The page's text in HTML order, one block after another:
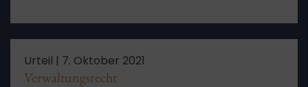
Urteil | 7. Oktober 2021
Verwaltungsrecht